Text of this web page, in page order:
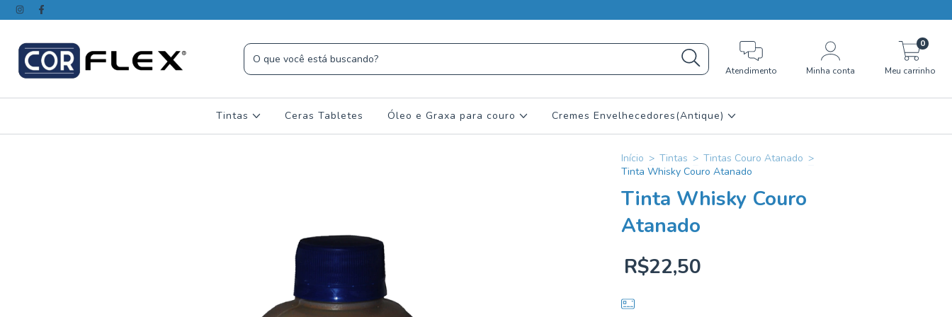
Atendimento Minha conta Meu carrinho
0
Tintas Ceras Tabletes Óleo e Graxa para couro Cremes Envelhecedores(Antique)
Início > Tintas > Tintas Couro Atanado >
Tinta Whisky Couro Atanado
Tinta Whisky Couro
Atanado
R$22,50